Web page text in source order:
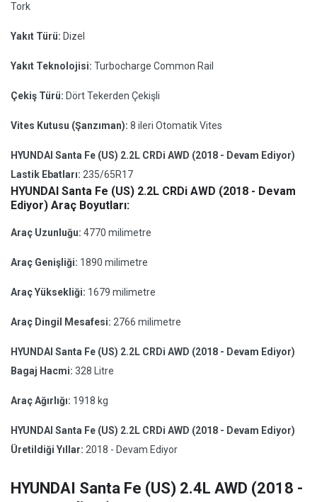
Tork
Yakıt Türü: Dizel
Yakıt Teknolojisi: Turbocharge Common Rail
Çekiş Türü: Dört Tekerden Çekişli
Vites Kutusu (Şanzıman): 8 ileri Otomatik Vites
HYUNDAI Santa Fe (US) 2.2L CRDi AWD (2018 - Devam Ediyor)
Lastik Ebatları: 235/65R17
HYUNDAI Santa Fe (US) 2.2L CRDi AWD (2018 - Devam
Ediyor) Araç Boyutları:
Araç Uzunluğu: 4770 milimetre
Araç Genişliği: 1890 milimetre
Araç Yüksekliği: 1679 milimetre
Araç Dingil Mesafesi: 2766 milimetre
HYUNDAI Santa Fe (US) 2.2L CRDi AWD (2018 - Devam Ediyor)
Bagaj Hacmi: 328 Litre
Araç Ağırlığı: 1918 kg
HYUNDAI Santa Fe (US) 2.2L CRDi AWD (2018 - Devam Ediyor)
Üretildiği Yıllar: 2018 - Devam Ediyor
HYUNDAI Santa Fe (US) 2.4L AWD (2018 -